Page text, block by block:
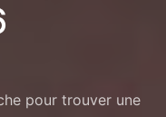
pour trouver une